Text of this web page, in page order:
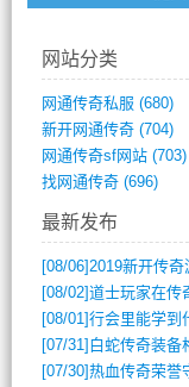
网站分类
网通传奇私服 (680)
新开网通传奇(704)
网通传奇sf网站(703)
找网通传奇(696)
最新发布
[08/06]2019新开传奇游
[08/02]道士玩家在传奇
[08/01]行会里能学到什
[07/31] 白蛇传奇装备格激活
[07/30]热血传奇荣誉守卫死